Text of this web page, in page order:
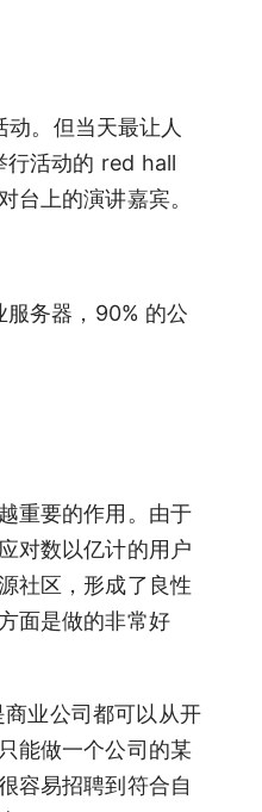
。但当天最让人
行活动的 red hall
台上的演讲嘉宾。
务器，90% 的公
重要的作用。由于
对数以亿计的用户
社区，形成了良性
面是做的非常好
业公司都可以从开
能做一个公司的某
容易招聘到符合自